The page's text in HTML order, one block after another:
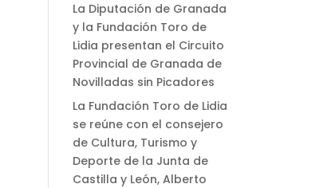
La Diputación de Granada
y la Fundación Toro de
Lidia presentan el Circuito
Provincial de Granada de
Novilladas sin Picadores
La Fundación Toro de Lidia
se reúne con el consejero
de Cultura, Turismo y
Deporte de la Junta de
Castilla y León, Alberto